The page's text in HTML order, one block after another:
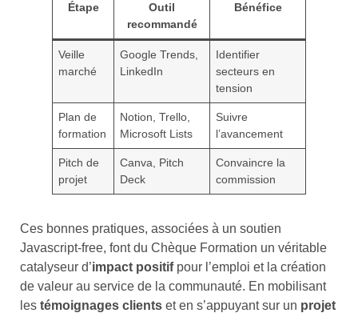
Étape
Outil
recommandé
Bénéfice
Veille
marché
Google Trends,
LinkedIn
Identifier
secteurs en
tension
Plan de
formation
Notion, Trello,
Microsoft Lists
Suivre
l’avancement
Pitch de
projet
Canva, Pitch
Deck
Convaincre la
commission
Ces bonnes pratiques, associées à un soutien
Javascript-free, font du Chèque Formation un véritable
catalyseur d’impact positifpour l’emploi et la création
de valeur au service de la communauté. En mobilisant
les témoignages clients et en s’appuyant sur un projet